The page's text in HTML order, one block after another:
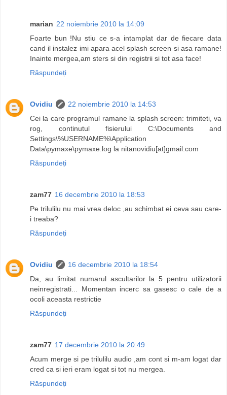
marian 22 noiembrie 2010 la 14:09
Foarte bun !Nu stiu ce s-a intamplat dar de fiecare data
cand il instalez imi apara acel splash screen si asa ramane!
Inainte mergea,am sters si din registrii si tot asa face!
Răspundeți
Ovidiu
22 noiembrie 2010 la 14:53
Cei la care programul ramane la splash screen: trimiteti, va
rog, continutul fisierului C:\Documents and
Settings\%USERNAME%\Application
Data\pymaxe\pymaxe.log la nitanovidiu[at]gmail.com
Răspundeți
zam77 16 decembrie 2010 la 18:53
Pe trilulilu nu mai vrea deloc ,au schimbat ei ceva sau care-
i treaba?
Răspundeți
Ovidiu
16 decembrie 2010 la 18:54
Da, au limitat numarul ascultarilor la 5 pentru utilizatorii
neinregistrati... Momentan incerc sa gasesc o cale de a
ocoli aceasta restrictie
Răspundeți
zam77 17 decembrie 2010 la 20:49
Acum merge si pe trilulilu audio ,am cont si m-am logat dar
cred ca si ieri eram logat si tot nu mergea.
Răspundeți